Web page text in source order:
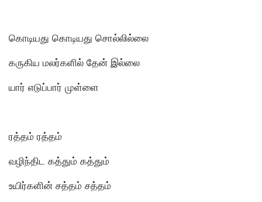
கொடியது கொடியது சொல்லில்லை
கருகிய மலர்களில் தேன் இல்லை
யார் எடுப்பார் முள்ளை
ரத்தம் ரத்தம்
வழிந்திட கத்தும் கத்தும்
உயிர்களின் சத்தம் சத்தம்